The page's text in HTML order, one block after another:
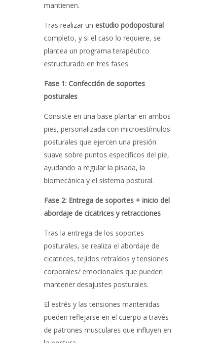
mantienen.
Tras realizar un estudio podopostural
completo, y si el caso lo requiere, se
plantea un programa terapéutico
estructurado en tres fases.
Fase 1: Confección de soportes
posturales
Consiste en una base plantar en ambos
pies, personalizada con microestímulos
posturales que ejercen una presión
suave sobre puntos específicos del pie,
ayudando a regular la pisada, la
biomecánica y el sistema postural.
Fase 2: Entrega de soportes + inicio del
abordaje de cicatrices y retracciones
Tras la entrega de los soportes
posturales, se realiza el abordaje de
cicatrices, tejidos retraídos y tensiones
corporales/ emocionales que pueden
mantener desajustes posturales.
El estrés y las tensiones mantenidas
pueden reflejarse en el cuerpo a través
de patrones musculares que influyen en